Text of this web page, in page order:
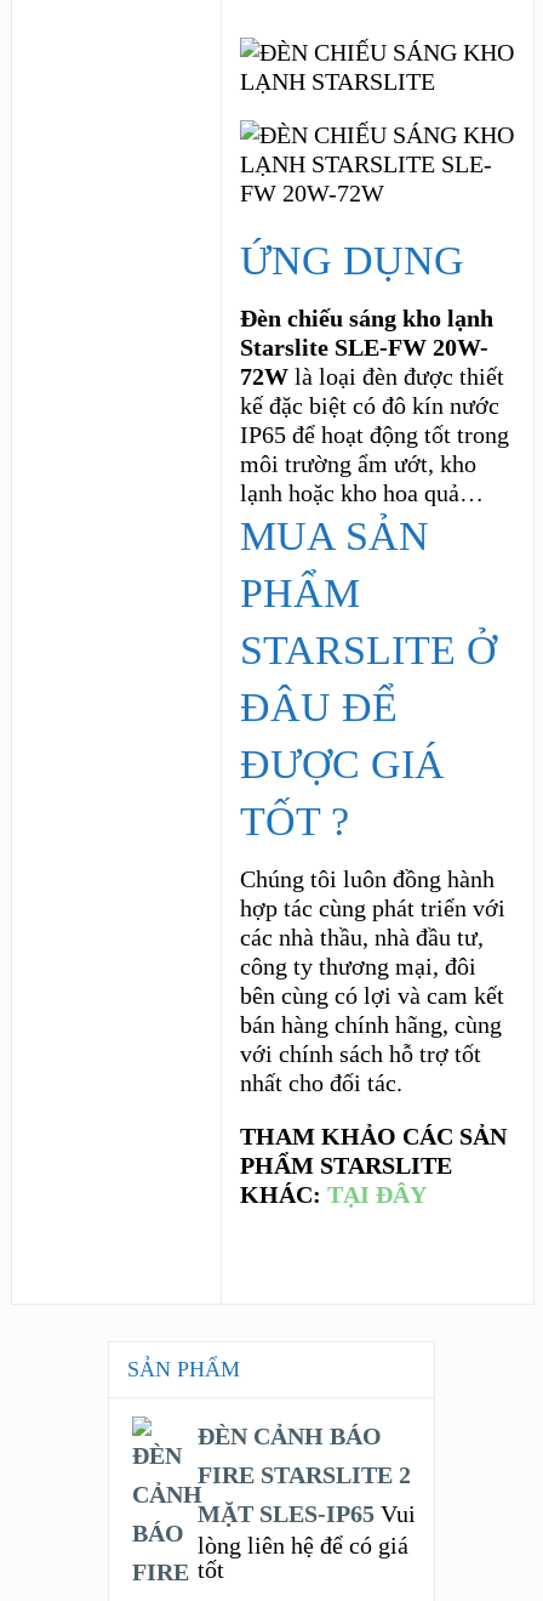
ỨNG DỤNG
Đèn chiếu sáng kho lạnh
Starslite SLE-FW 20W-
72W là loại đèn được thiết
kế đặc biệt có đô kín nước
IP65 để hoạt động tốt trong
môi trường ẩm ướt, kho
lạnh hoặc kho hoa quả…
MUA SẢN
PHẨM
STARSLITE Ở
ĐÂU ĐỂ
ĐƯỢC GIÁ
TỐT ?
Chúng tôi luôn đồng hành
hợp tác cùng phát triển với
các nhà thầu, nhà đầu tư,
công ty thương mại, đôi
bên cùng có lợi và cam kết
bán hàng chính hãng, cùng
với chính sách hỗ trợ tốt
nhất cho đối tác.
THAM KHẢO CÁC SẢN
PHẨM STARSLITE
KHÁC:TẠI ĐÂY
SẢN PHẨM
ĐÈN CẢNH BÁO
FIRE STARSLITE 2
MẶT SLES-IP65 Vui
lòng liên hệ để có giá
tốt